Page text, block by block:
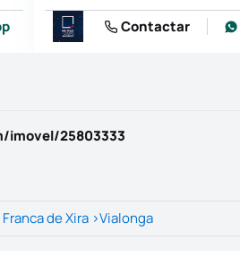
Contactar
imovel/25803333
de Xira >Vialonga